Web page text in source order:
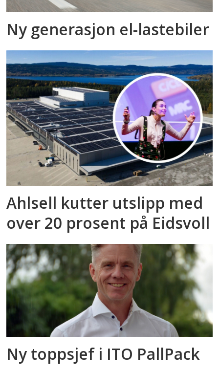
Ny generasjon el-lastebiler
Ahlsell kutter utslipp med
over 20 prosent på Eidsvoll
Ny toppsjef i ITO PallPack